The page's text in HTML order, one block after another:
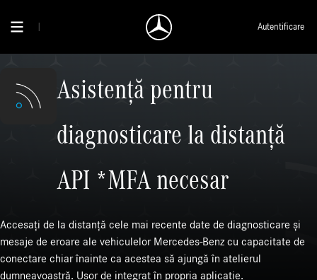
Autentificare
Asistență pentru
diagnosticare la distanță
API *MFA necesar
Accesați de la distanță cele mai recente date de diagnosticare și
mesaje de eroare ale vehiculelor Mercedes-Benz cu capacitate de
conectare chiar înainte ca acestea să ajungă în atelierul
dumneavoastră. Ușor de integrat în propria aplicație.